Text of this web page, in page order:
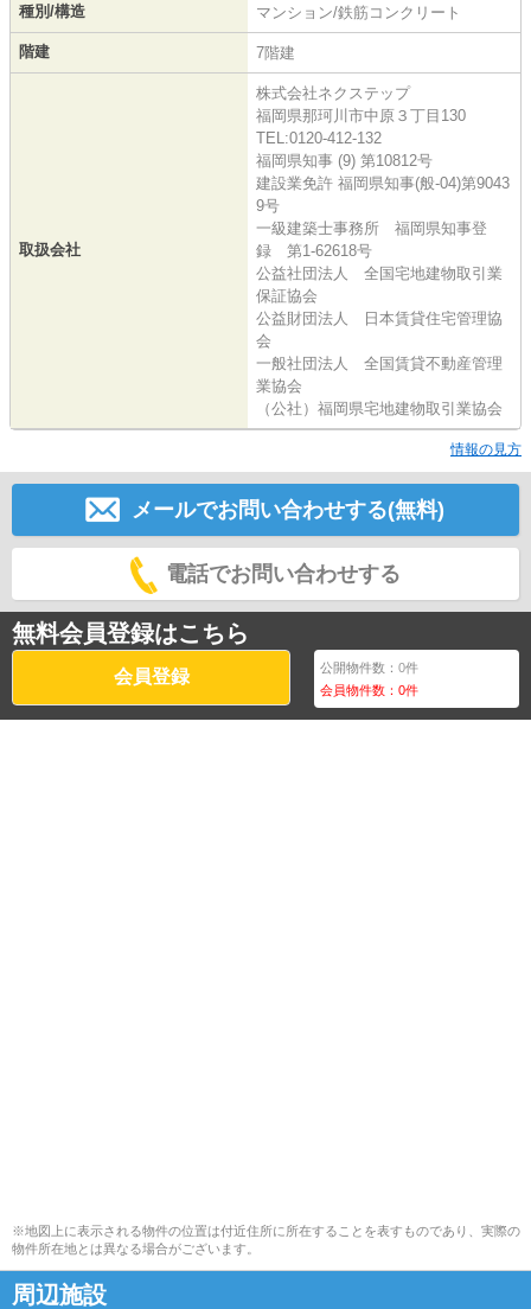
種別/構造 マンション/鉄筋コンクリート
階建 7階建
取扱会社
株式会社ネクステップ
福岡県那珂川市中原３丁目130
TEL:0120-412-132
福岡県知事 (9) 第10812号
建設業免許 福岡県知事(般-04)第9043
9号
一級建築士事務所 福岡県知事登
録 第1-62618号
公益社団法人 全国宅地建物取引業
保証協会
公益財団法人 日本賃貸住宅管理協
会
一般社団法人 全国賃貸不動産管理
業協会
（公社）福岡県宅地建物取引業協会
情報の見方
メールでお問い合わせする(無料)
電話でお問い合わせする
無料会員登録はこちら
会員登録 公開物件数：0件
会員物件数：0件
※地図上に表示される物件の位置は付近住所に所在することを表すものであり、実際の
物件所在地とは異なる場合がございます。
周辺施設